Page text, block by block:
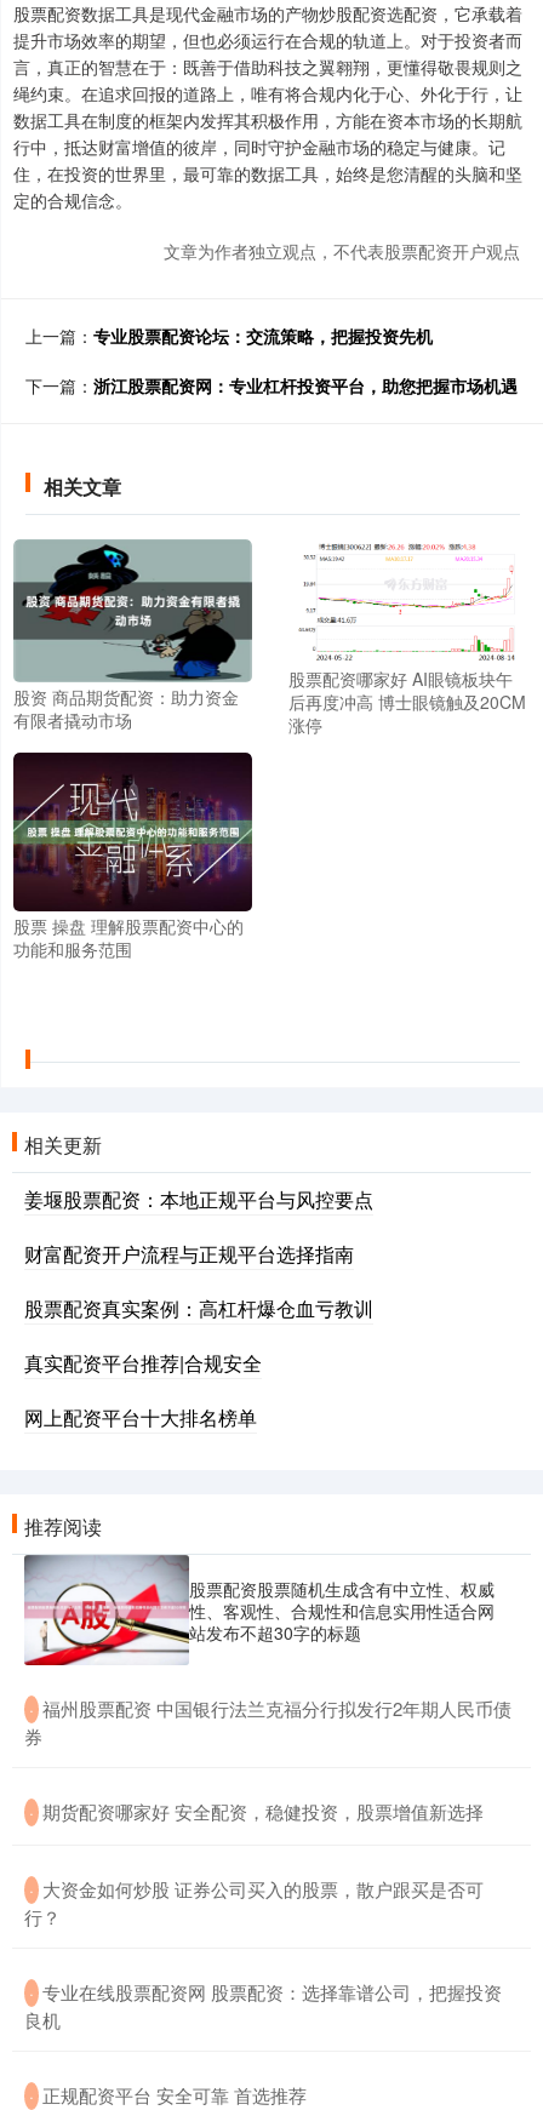
股票配资数据工具是现代金融市场的产物炒股配资选配资，它承载着
提升市场效率的期望，但也必须运行在合规的轨道上。对于投资者而
言，真正的智慧在于：既善于借助科技之翼翱翔，更懂得敬畏规则之
绳约束。在追求回报的道路上，唯有将合规内化于心、外化于行，让
数据工具在制度的框架内发挥其积极作用，方能在资本市场的长期航
行中，抵达财富增值的彼岸，同时守护金融市场的稳定与健康。记
住，在投资的世界里，最可靠的数据工具，始终是您清醒的头脑和坚
定的合规信念。
文章为作者独立观点，不代表股票配资开户观点
上一篇： 专业股票配资论坛：交流策略，把握投资先机
下一篇： 浙江股票配资网：专业杠杆投资平台，助您把握市场机遇
相关文章
股资 商品期货配资：助力资金
有限者撬动市场
股票配资哪家好 AI眼镜板块午
后再度冲高 博士眼镜触及20CM
涨停
股票 操盘 理解股票配资中心的
功能和服务范围
相关更新
姜堰股票配资：本地正规平台与风控要点
财富配资开户流程与正规平台选择指南
股票配资真实案例：高杠杆爆仓血亏教训
真实配资平台推荐|合规安全
网上配资平台十大排名榜单
推荐阅读
股票配资股票随机生成含有中立性、权威
性、客观性、合规性和信息实用性适合网
站发布不超30字的标题
· ​福州股票配资 中国银行法兰克福分行拟发行2年期人民币债
券
· ​期货配资哪家好 安全配资，稳健投资，股票增值新选择
· ​大资金如何炒股 证券公司买入的股票，散户跟买是否可
行？
· ​专业在线股票配资网 股票配资：选择靠谱公司，把握投资
良机
· ​正规配资平台 安全可靠 首选推荐